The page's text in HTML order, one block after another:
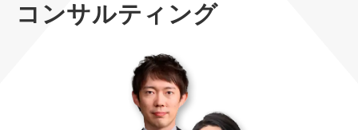
TOP
BPO支援
定額制営業代行『カリトルくん』
格安でAI導入支援『あいのりAI』
拡散付1日密着動画制作『まるごと社長』
コンサルティング